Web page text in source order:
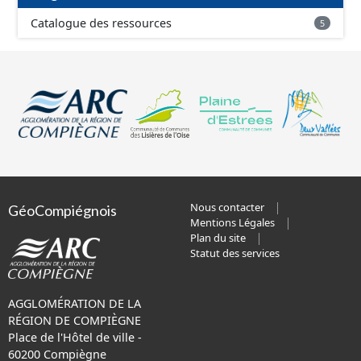
Catalogue des ressources 5
GéoCompiégnois
AGGLOMÉRATION DE LA
RÉGION DE COMPIÈGNE
Place de l'Hôtel de ville -
60200 Compiègne
Nous contacter
Mentions Légales
Plan du site
Statut des services